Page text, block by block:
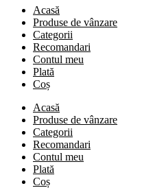
Acasă
Produse de vânzare
Categorii
Recomandari
Contul meu
Plată
Coș
Acasă
Produse de vânzare
Categorii
Recomandari
Contul meu
Plată
Coș